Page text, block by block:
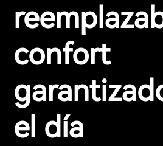
confort
el día